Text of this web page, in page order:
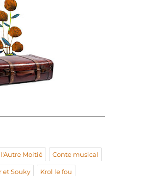
Moitié Conte musical
et Souky Krol le fou